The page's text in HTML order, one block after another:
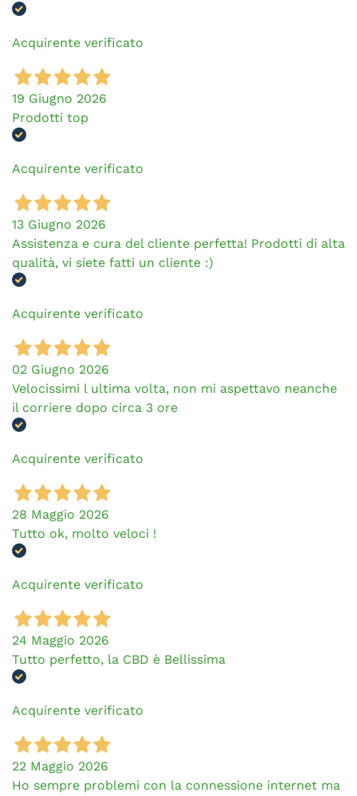
Acquirente verificato
19 Giugno 2026
Prodotti top
Acquirente verificato
13 Giugno 2026
Assistenza e cura del cliente perfetta! Prodotti di alta
qualità, vi siete fatti un cliente :)
Acquirente verificato
02 Giugno 2026
Velocissimi l ultima volta, non mi aspettavo neanche
il corriere dopo circa 3 ore
Acquirente verificato
28 Maggio 2026
Tutto ok, molto veloci !
Acquirente verificato
24 Maggio 2026
Tutto perfetto, la CBD è Bellissima
Acquirente verificato
22 Maggio 2026
Ho sempre problemi con la connessione internet ma